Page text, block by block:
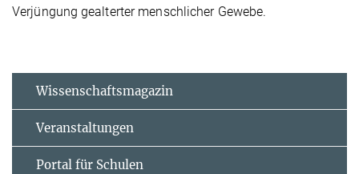
Verjüngung gealterter menschlicher Gewebe.
Wissenschaftsmagazin
Veranstaltungen
Portal für Schulen